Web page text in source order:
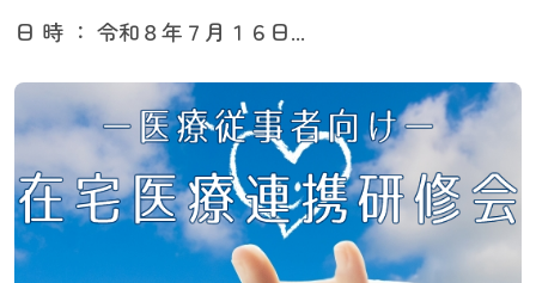
日 時 ： 令和８年７月１６日...